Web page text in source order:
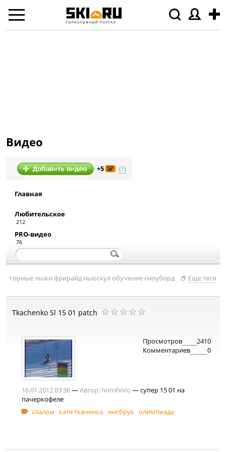
Видео
+5 (?)
Главная
Любительское
212
PRO-видео
76
горные лыжи фрирайд ньюскулобучениесноуборд Еще теги
Tkachenko Sl 15 01 patch
Просмотров
2410
Комментариев
0
16.01.2012 03:36—Автор: horohoro — супер 15 01 на
пачеркофеле
слалом
катя ткаченко инсбрук олимпиада